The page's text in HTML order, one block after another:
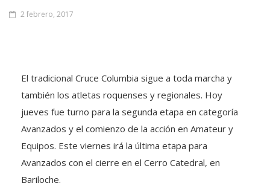
2 febrero, 2017
El tradicional Cruce Columbia sigue a toda marcha y
también los atletas roquenses y regionales. Hoy
jueves fue turno para la segunda etapa en categoría
Avanzados y el comienzo de la acción en Amateur y
Equipos. Este viernes irá la última etapa para
Avanzados con el cierre en el Cerro Catedral, en
Bariloche.